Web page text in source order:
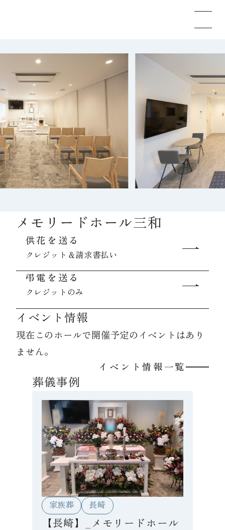
メモリードのお葬式について
葬儀の流れ
事例
施設案内
お知らせ
資料請求
お見積もり
お問合わせ
メモリードホール三和
供花を送る
クレジット＆請求書払い
弔電を送る
クレジットのみ
イベント情報
現在このホールで開催予定のイベントはあり
ません。
イベント情報一覧
葬儀事例
家族葬 長崎
【長崎】_メモリードホール